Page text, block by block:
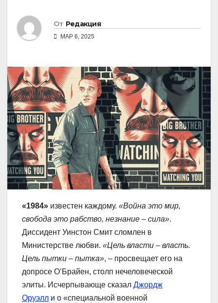
От Редакция
МАР 6, 2025
«1984» известен каждому. «Война это мир,
свобода это рабство, незнание – сила».
Диссидент Уинстон Смит сломлен в
Министерстве любви. «Цель власти – власть.
Цель пытки – пытка», – просвещает его на
допросе О’Брайен, столп нечеловеческой
элиты. Исчерпывающе сказал Джордж
Оруэлл и о «специальной военной